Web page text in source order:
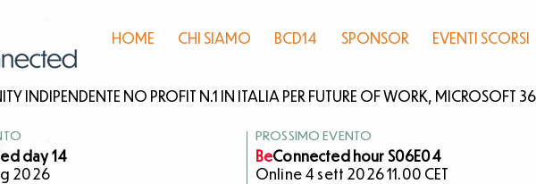
HOME CHI SIAMO BCD14 SPONSOR EVENTI SCORSI
INDIPENDENTE NO PROFIT N.1 IN ITALIA PER FUTURE OF WORK, MICROSOFT
day 14
2026
PROSSIMO EVENTO
BeConnected hour S06E04
Online 4 sett 2026 11.00 CET